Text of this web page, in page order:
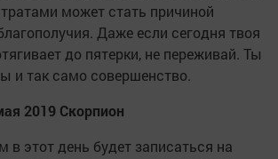
может стать причиной
Даже если сегодня твоя
до пятерки, не переживай. Ты
и так само совершенство.
2019 Скорпион
в этот день будет записаться на